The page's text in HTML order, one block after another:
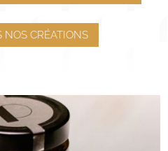
NOS CRÉATIONS